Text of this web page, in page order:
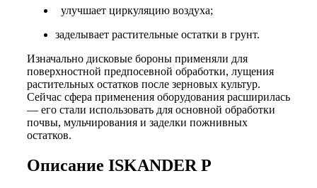
улучшает циркуляцию воздуха;
заделывает растительные остатки в грунт.
Изначально дисковые бороны применяли для
поверхностной предпосевной обработки, лущения
растительных остатков после зерновых культур.
Сейчас сфера применения оборудования расширилась
— его стали использовать для основной обработки
почвы, мульчирования и заделки пожнивных
остатков.
Описание ISKANDER P